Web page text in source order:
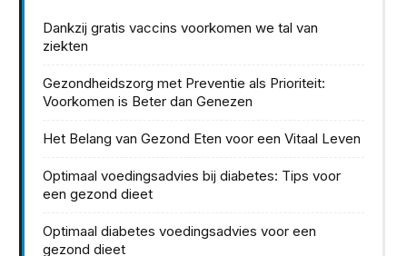
Dankzij gratis vaccins voorkomen we tal van
ziekten
Gezondheidszorg met Preventie als Prioriteit:
Voorkomen is Beter dan Genezen
Het Belang van Gezond Eten voor een Vitaal Leven
Optimaal voedingsadvies bij diabetes: Tips voor
een gezond dieet
Optimaal diabetes voedingsadvies voor een
gezond dieet